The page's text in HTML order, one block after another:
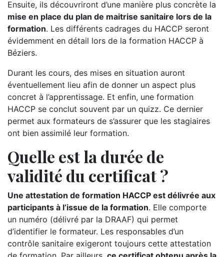
Ensuite, ils découvriront d’une manière plus concrète la
mise en place du plan de maitrise sanitaire lors de la
formation. Les différents cadrages du HACCP seront
évidemment en détail lors de la formation HACCP à
Béziers.
Durant les cours, des mises en situation auront
éventuellement lieu afin de donner un aspect plus
concret à l’apprentissage. Et enfin, une formation
HACCP se conclut souvent par un quizz. Ce dernier
permet aux formateurs de s’assurer que les stagiaires
ont bien assimilé leur formation.
Quelle est la durée de
validité du certificat ?
Une attestation de formation HACCP est délivrée aux
participants à l’issue de la formation. Elle comporte
un numéro (délivré par la DRAAF) qui permet
d’identifier le formateur. Les responsables d’un
contrôle sanitaire exigeront toujours cette attestation